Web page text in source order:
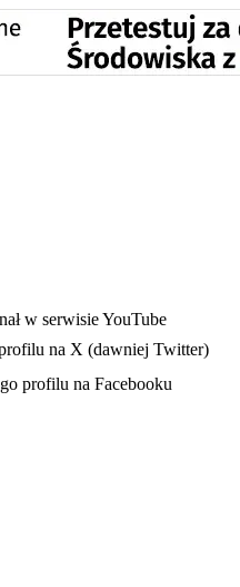
karcie
w serwisie YouTube
na X (dawniej Twitter)
karcie
profilu na Facebooku